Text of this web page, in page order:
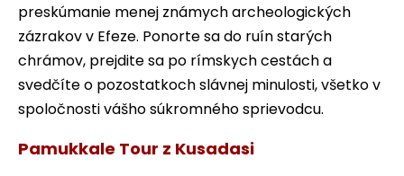
preskúmanie menej známych archeologických
zázrakov v Efeze. Ponorte sa do ruín starých
chrámov, prejdite sa po rímskych cestách a
svedčíte o pozostatkoch slávnej minulosti, všetko v
spoločnosti vášho súkromného sprievodcu.
Pamukkale Tour z Kusadasi